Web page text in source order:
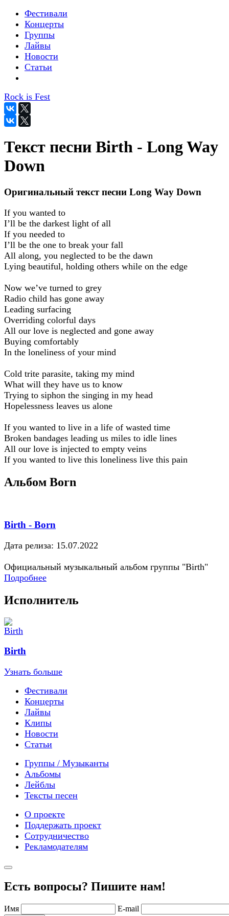
Фестивали
Концерты
Группы
Лайвы
Новости
Статьи
Rock is Fest
Текст песни Birth - Long Way
Down
Оригинальный текст песни Long Way Down
If you wanted to
I’ll be the darkest light of all
If you needed to
I’ll be the one to break your fall
All along, you neglected to be the dawn
Lying beautiful, holding others while on the edge
Now we’ve turned to grey
Radio child has gone away
Leading surfacing
Overriding colorful days
All our love is neglected and gone away
Buying comfortably
In the loneliness of your mind
Cold trite parasite, taking my mind
What will they have us to know
Trying to siphon the singing in my head
Hopelessness leaves us alone
If you wanted to live in a life of wasted time
Broken bandages leading us miles to idle lines
All our love is injected to empty veins
If you wanted to live this loneliness live this pain
Альбом Born
Birth - Born
Дата релиза: 15.07.2022
Официальный музыкальный альбом группы "Birth"
Подробнее
Исполнитель
Birth
Узнать больше
Фестивали
Концерты
Лайвы
Клипы
Новости
Статьи
Группы / Музыканты
Альбомы
Лейблы
Тексты песен
О проекте
Поддержать проект
Сотрудничество
Рекламодателям
Есть вопросы? Пишите нам!
Имя E-mail